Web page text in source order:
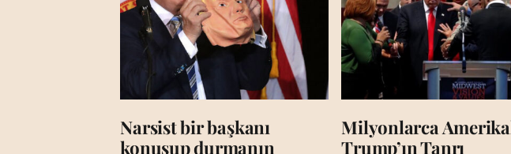
Narsist bir başkanı
konuşup durmanın
Milyonlarca
Trump’ın Tanrı